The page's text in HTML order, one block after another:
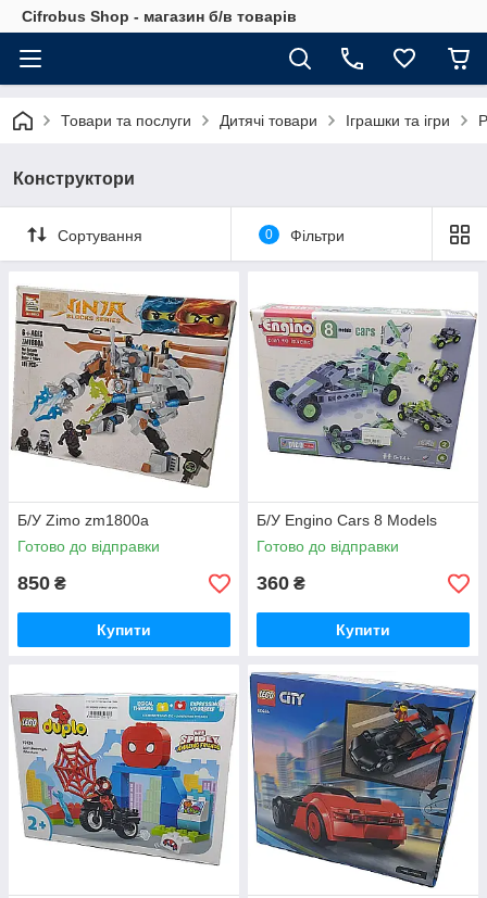
Cifrobus Shop - магазин б/в товарів
Товари та послуги Дитячі товари Іграшки та ігри
Конструктори
Сортування 0 Фільтри
Б/У Zimo zm1800a
Готово до відправки
850 ₴
Купити
Б/У Engino Cars 8 Models
Готово до відправки
360 ₴
Купити